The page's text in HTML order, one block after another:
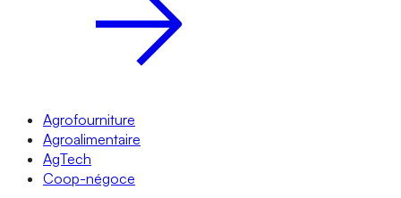
Agrofourniture
Agroalimentaire
AgTech
Coop-négoce